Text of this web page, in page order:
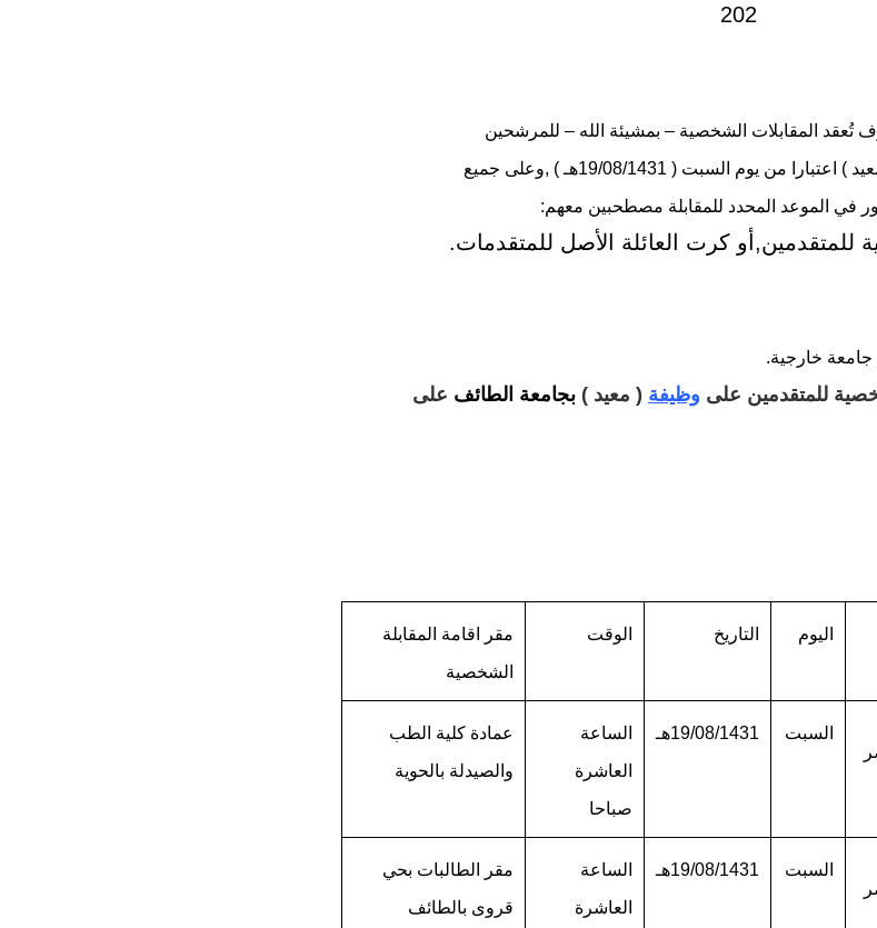
تُعقد المقابلات الشخصية – بمشيئة الله – للمرشحين
والمرشحات لشغل وظيفة ( معيد ) اعتبارا من يوم السبت ( 19/08/1431هـ ) ,وعلى جميع
في الموعد المحدد للمقابلة مصطحبين معهم:
كرت العائلة الأصل للمتقدمات.
جامعة خارجية.
للمتقدمين على وظيفة ( معيد ) بجامعة الطائف على
اليوم التاريخ الوقت
مقر اقامة المقابلة
الشخصية
السبت 19/08/1431هـ
الساعة
العاشرة
صباحا
عمادة كلية الطب
والصيدلة بالحوية
السبت 19/08/1431هـ
الساعة
العاشرة
مقر الطالبات بحي
قروى بالطائف